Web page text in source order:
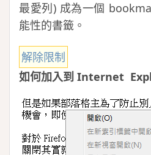
最愛列) 成為一個
能性的書籤。
解除限制
如何加入到 Internet